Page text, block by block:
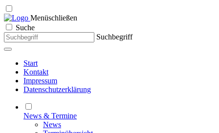
Menüschließen
Suche
Suchbegriff
Start
Kontakt
Impressum
Datenschutzerklärung
News & Termine
News